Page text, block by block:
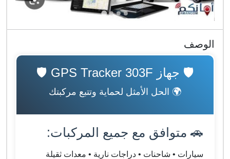
الوصف
🛡️ جهاز GPS Tracker 303F 🛡️
🌍 الحل الأمثل لحماية وتتبع مركبتك
🚗 متوافق مع جميع المركبات:
سيارات • شاحنات • دراجات نارية • معدات ثقيلة